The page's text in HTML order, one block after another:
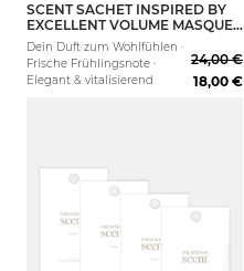
SCENT SACHET INSPIRED BY
EXCELLENT VOLUME MASQUE |
4 STK.
Dein Duft zum Wohlfühlen ·
Frische Frühlingsnote ·
Elegant & vitalisierend
24,00 €
18,00 €